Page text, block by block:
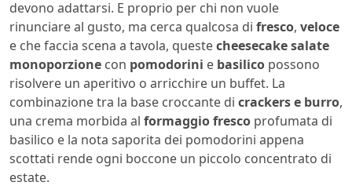
devono adattarsi. E proprio per chi non vuole
rinunciare al gusto, ma cerca qualcosa di fresco, veloce
e che faccia scena a tavola, questecheesecake salate
monoporzione con pomodorini e basilico possono
risolvere un aperitivo o arricchire un buffet. La
combinazione tra la base croccante di crackers e burro,
una crema morbida al formaggio fresco profumata di
basilico e la nota saporita dei pomodorini appena
scottati rende ogni boccone un piccolo concentrato di
estate.